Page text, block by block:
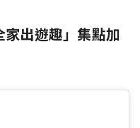
出遊趣」集點加